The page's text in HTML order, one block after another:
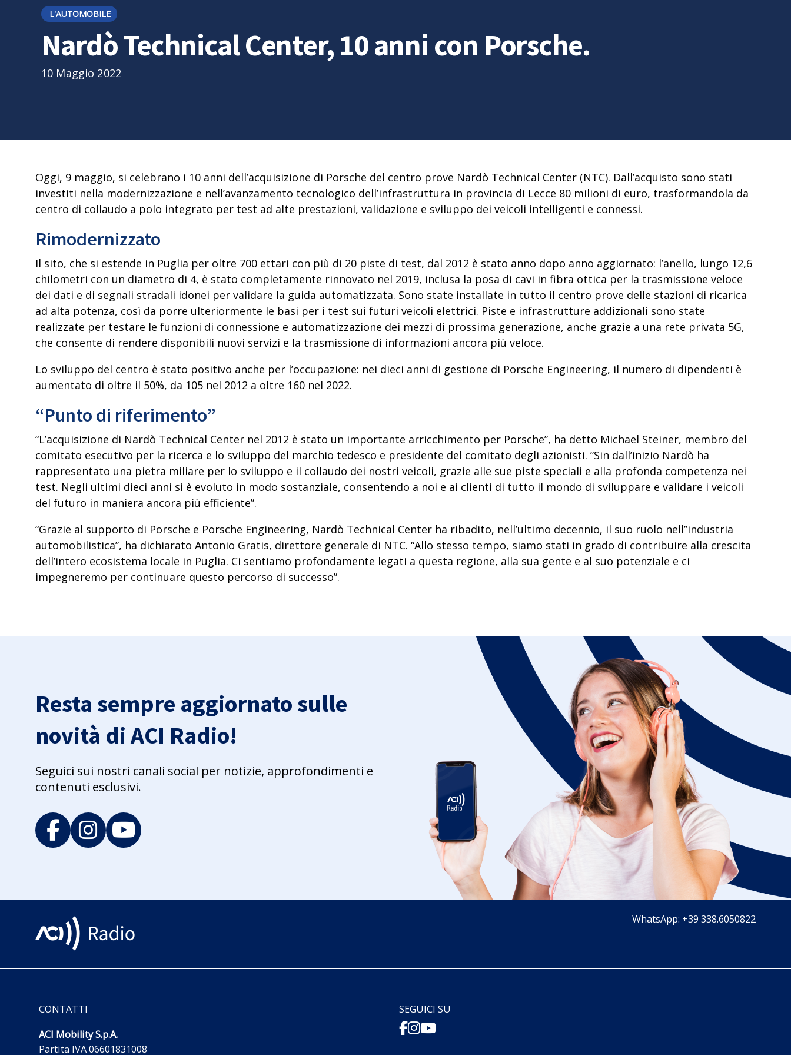
L'AUTOMOBILE
Nardò Technical Center, 10 anni con Porsche.
10 Maggio 2022
Oggi, 9 maggio, si celebrano i 10 anni dell’acquisizione di Porsche del centro prove Nardò Technical Center (NTC). Dall’acquisto sono stati
investiti nella modernizzazione e nell’avanzamento tecnologico dell’infrastruttura in provincia di Lecce 80 milioni di euro, trasformandola da
centro di collaudo a polo integrato per test ad alte prestazioni, validazione e sviluppo dei veicoli intelligenti e connessi.
Rimodernizzato
Il sito, che si estende in Puglia per oltre 700 ettari con più di 20 piste di test, dal 2012 è stato anno dopo anno aggiornato: l’anello, lungo 12,6
chilometri con un diametro di 4, è stato completamente rinnovato nel 2019, inclusa la posa di cavi in fibra ottica per la trasmissione veloce
dei dati e di segnali stradali idonei per validare la guida automatizzata. Sono state installate in tutto il centro prove delle stazioni di ricarica
ad alta potenza, così da porre ulteriormente le basi per i test sui futuri veicoli elettrici. Piste e infrastrutture addizionali sono state
realizzate per testare le funzioni di connessione e automatizzazione dei mezzi di prossima generazione, anche grazie a una rete privata 5G,
che consente di rendere disponibili nuovi servizi e la trasmissione di informazioni ancora più veloce.
Lo sviluppo del centro è stato positivo anche per l’occupazione: nei dieci anni di gestione di Porsche Engineering, il numero di dipendenti è
aumentato di oltre il 50%, da 105 nel 2012 a oltre 160 nel 2022.
“Punto di riferimento”
“L’acquisizione di Nardò Technical Center nel 2012 è stato un importante arricchimento per Porsche”, ha detto Michael Steiner, membro del
comitato esecutivo per la ricerca e lo sviluppo del marchio tedesco e presidente del comitato degli azionisti. ”Sin dall’inizio Nardò ha
rappresentato una pietra miliare per lo sviluppo e il collaudo dei nostri veicoli, grazie alle sue piste speciali e alla profonda competenza nei
test. Negli ultimi dieci anni si è evoluto in modo sostanziale, consentendo a noi e ai clienti di tutto il mondo di sviluppare e validare i veicoli
del futuro in maniera ancora più efficiente”.
“Grazie al supporto di Porsche e Porsche Engineering, Nardò Technical Center ha ribadito, nell’ultimo decennio, il suo ruolo nell’’industria
automobilistica”, ha dichiarato Antonio Gratis, direttore generale di NTC. “Allo stesso tempo, siamo stati in grado di contribuire alla crescita
dell’intero ecosistema locale in Puglia. Ci sentiamo profondamente legati a questa regione, alla sua gente e al suo potenziale e ci
impegneremo per continuare questo percorso di successo”.
Resta sempre aggiornato sulle
novità di ACI Radio!
Seguici sui nostri canali social per notizie, approfondimenti e
contenuti esclusivi.
WhatsApp: +39 338.6050822
CONTATTI
ACI Mobility S.p.A.
Partita IVA 06601831008
SEGUICI SU